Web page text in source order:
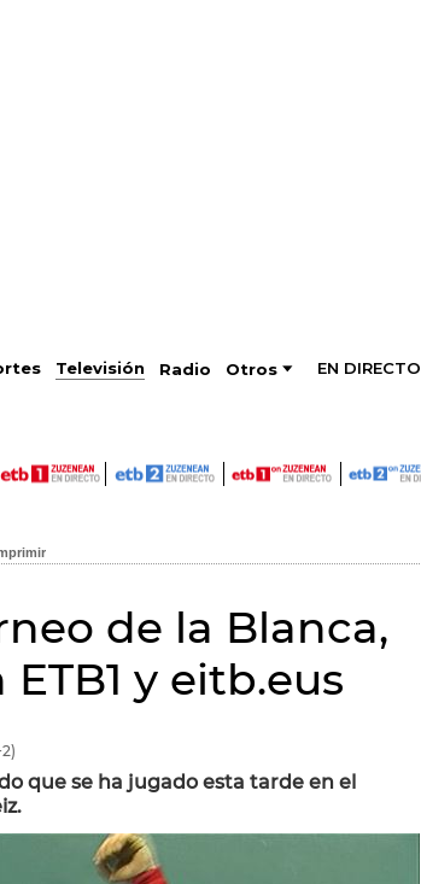
Televisión Radio Otros EN DIRECTO
de la Blanca,
y eitb.eus
que se ha jugado esta tarde en el